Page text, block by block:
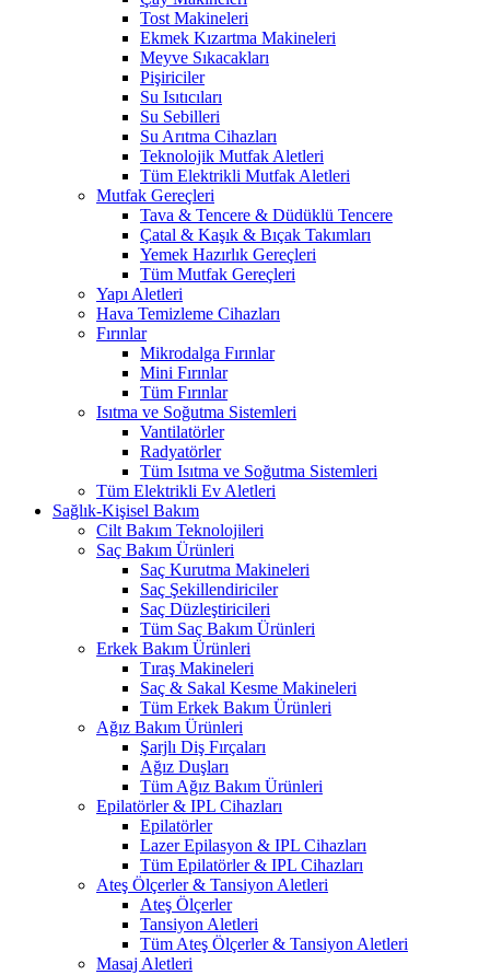
Tost Makineleri
Ekmek Kızartma Makineleri
Meyve Sıkacakları
Pişiriciler
Su Isıtıcıları
Su Sebilleri
Su Arıtma Cihazları
Teknolojik Mutfak Aletleri
Tüm Elektrikli Mutfak Aletleri
Mutfak Gereçleri
Tava & Tencere & Düdüklü Tencere
Çatal & Kaşık & Bıçak Takımları
Yemek Hazırlık Gereçleri
Tüm Mutfak Gereçleri
Yapı Aletleri
Hava Temizleme Cihazları
Fırınlar
Mikrodalga Fırınlar
Mini Fırınlar
Tüm Fırınlar
Isıtma ve Soğutma Sistemleri
Vantilatörler
Radyatörler
Tüm Isıtma ve Soğutma Sistemleri
Tüm Elektrikli Ev Aletleri
Sağlık-Kişisel Bakım
Cilt Bakım Teknolojileri
Saç Bakım Ürünleri
Saç Kurutma Makineleri
Saç Şekillendiriciler
Saç Düzleştiricileri
Tüm Saç Bakım Ürünleri
Erkek Bakım Ürünleri
Tıraş Makineleri
Saç & Sakal Kesme Makineleri
Tüm Erkek Bakım Ürünleri
Ağız Bakım Ürünleri
Şarjlı Diş Fırçaları
Ağız Duşları
Tüm Ağız Bakım Ürünleri
Epilatörler & IPL Cihazları
Epilatörler
Lazer Epilasyon & IPL Cihazları
Tüm Epilatörler & IPL Cihazları
Ateş Ölçerler & Tansiyon Aletleri
Ateş Ölçerler
Tansiyon Aletleri
Tüm Ateş Ölçerler & Tansiyon Aletleri
Masaj Aletleri